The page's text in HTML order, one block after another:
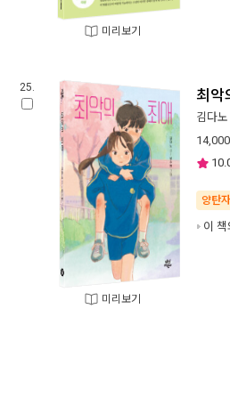
미리보기
25.
미리보기
최악
김다노
14,000
양탄
이